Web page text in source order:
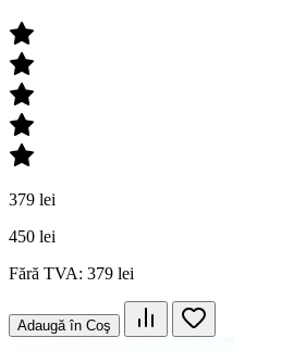
379 lei
450 lei
Fără TVA: 379 lei
Adaugă în Coş